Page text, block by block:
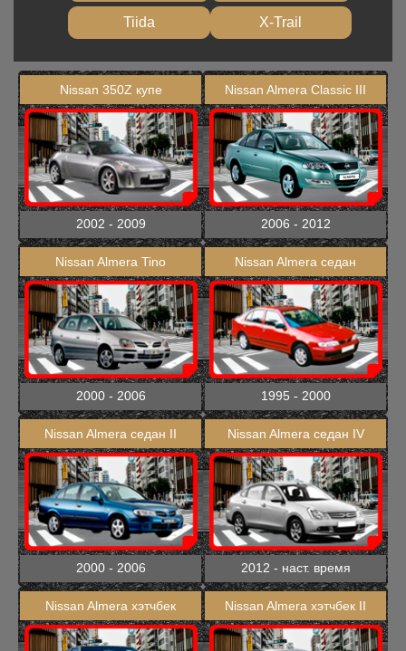
Tiida X-Trail
Nissan 350Z купе
2002 - 2009
Nissan Almera Classic III
2006 - 2012
Nissan Almera Tino
2000 - 2006
Nissan Almera седан
1995 - 2000
Nissan Almera седан II
2000 - 2006
Nissan Almera седан IV
2012 - наст. время
Nissan Almera хэтчбек Nissan Almera хэтчбек II